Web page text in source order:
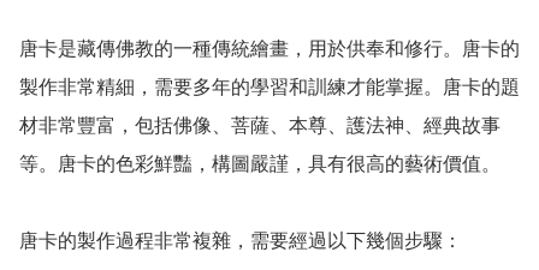
唐卡是藏傳佛教的一種傳統繪畫，用於供奉和修行。唐卡的
製作非常精細，需要多年的學習和訓練才能掌握。唐卡的題
材非常豐富，包括佛像、菩薩、本尊、護法神、經典故事
等。唐卡的色彩鮮豔，構圖嚴謹，具有很高的藝術價值。
唐卡的製作過程非常複雜，需要經過以下幾個步驟：